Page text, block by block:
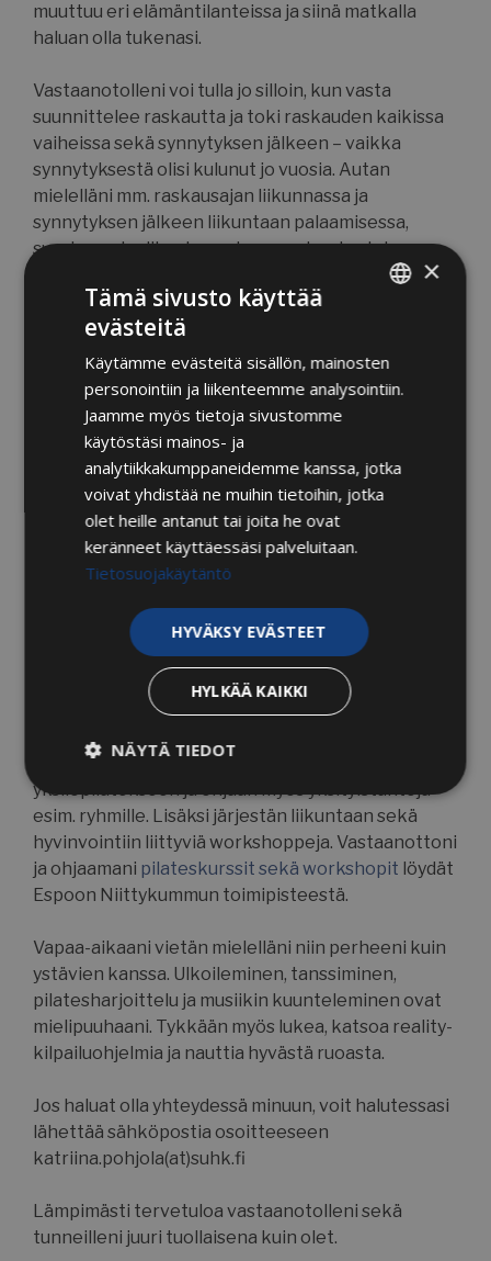
muuttuu eri elämäntilanteissa ja siinä matkalla
haluan olla tukenasi.
Vastaanotolleni voi tulla jo silloin, kun vasta
suunnittelee raskautta ja toki raskauden kaikissa
vaiheissa sekä synnytyksen jälkeen – vaikka
synnytyksestä olisi kulunut jo vuosia. Autan
mielelläni mm. raskausajan liikunnassa ja
synnytyksen jälkeen liikuntaan palaamisessa,
suorien vatsalihasten erkauman kuntoutuksessa,
sektio- ja episiotomia-arpien hoidossa sekä
lantionpohjan toiminnallisissa haasteissa. Minulle
voi varata ajan myös raskaushierontaan tai
synnytyksen jälkeiseen hierontaan.
Ensikäyntiajaksi kannattaa varata aina joko 90 tai
75 min aika (purentalihashierontaan 60 min
ensikäyntiaika).
”Sen lisäksi, että Katriina on hurjan
taitava työssään, hänellä on myös
ainutkertainen tapa kohdata asiakas.”
Vastaanottotyön lisäksi ohjaan Niittykummun
kaiken ikäisille. Minulle voi varata ajan myös
yksilöpilatekseen ja ohjaan myös yksityistunteja
esim. ryhmille. Lisäksi järjestän liikuntaan sekä
hyvinvointiin liittyviä workshoppeja. Vastaanottoni
ja ohjaamani pilateskurssit sekä workshopit löydät
Espoon Niittykummun toimipisteestä.
Vapaa-aikaani vietän mielelläni niin perheeni kuin
ystävien kanssa. Ulkoileminen, tanssiminen,
pilatesharjoittelu ja musiikin kuunteleminen ovat
mielipuuhaani. Tykkään myös lukea, katsoa reality-
kilpailuohjelmia ja nauttia hyvästä ruoasta.
Jos haluat olla yhteydessä minuun, voit halutessasi
lähettää sähköpostia osoitteeseen
katriina.pohjola(at)suhk.fi
Lämpimästi tervetuloa vastaanotolleni sekä
tunneilleni juuri tuollaisena kuin olet.
ENGLISH
×
Tämä sivusto käyttää
evästeitä
Käytämme evästeitä sisällön, mainosten
personointiin ja liikenteemme analysointiin.
Jaamme myös tietoja sivustomme
käytöstäsi mainos- ja
analytiikkakumppaneidemme kanssa, jotka
voivat yhdistää ne muihin tietoihin, jotka
olet heille antanut tai joita he ovat
keränneet käyttäessäsi palveluitaan.
Tietosuojakäytäntö
HYVÄKSY EVÄSTEET
HYLKÄÄ KAIKKI
NÄYTÄ TIEDOT
Ehdottomasti
välttämättömät
Suorituskyvylliset
Kohdentavat Toiminnalliset
Luokittelemattomat
Ehdottomasti välttämättömät
Suorituskyvylliset
Toiminnalliset
Luokittelemattomat
Ehdottomasti välttämättömät evästeet